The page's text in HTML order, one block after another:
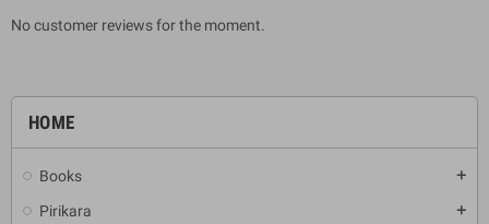
HOME
Books add
Pirikara add
No customer reviews for the moment.